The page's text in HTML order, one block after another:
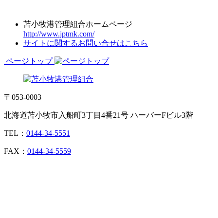
苫小牧港管理組合ホームページ
http://www.jptmk.com/
サイトに関するお問い合せはこちら
ページトップ
〒053-0003
北海道苫小牧市入船町3丁目4番21号 ハーバーFビル3階
TEL： 0144-34-5551
FAX： 0144-34-5559